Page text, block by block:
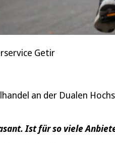
Getir
an der Dualen
Ist für so viele